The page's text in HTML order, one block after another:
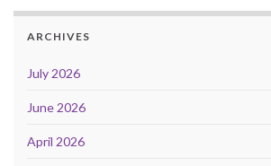
ARCHIVES
July 2026
June 2026
April 2026